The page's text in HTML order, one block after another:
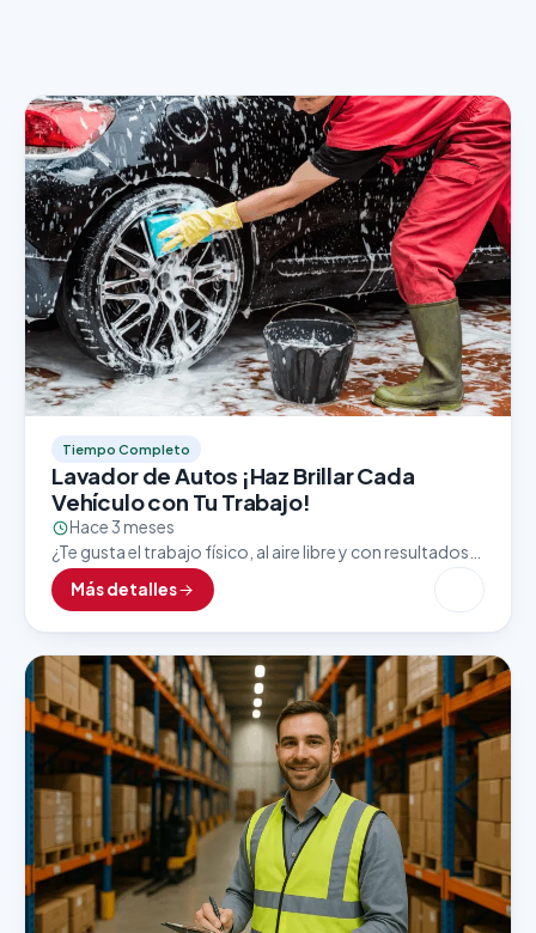
Tiempo Completo
Lavador de Autos ¡Haz Brillar Cada
Vehículo con Tu Trabajo!
Hace 3 meses
¿Te gusta el trabajo físico, al aire libre y con resultados
inmediatos? Esta vacante como Lavador de Autos es
ideal para personas detallistas, responsables…
Más detalles